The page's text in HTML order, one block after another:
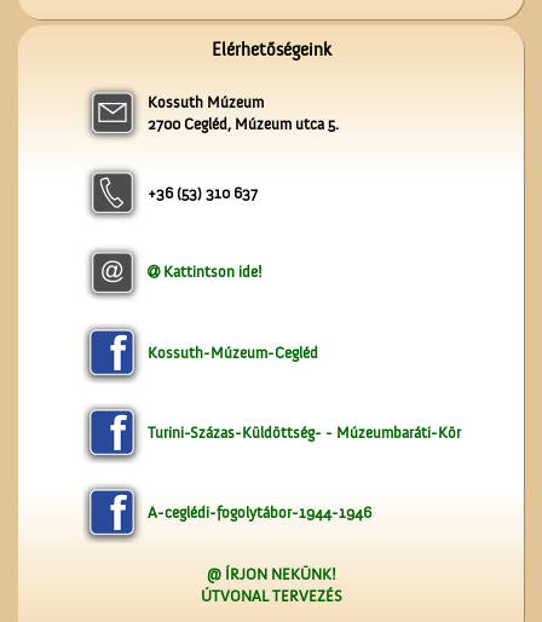
Névtábla a dr. Gombos
Lajos utcából
iskola
Elérhetőségeink
Kossuth Múzeum
2700 Cegléd, Múzeum utca 5.
+36 (53) 310 637
Kattintson ide!
Kossuth-Múzeum-Cegléd
Turini-Százas-Küldöttség- - Múzeumbaráti-Kör
A-ceglédi-fogolytábor-1944-1946
@ ÍRJON NEKÜNK!
ÚTVONAL TERVEZÉS